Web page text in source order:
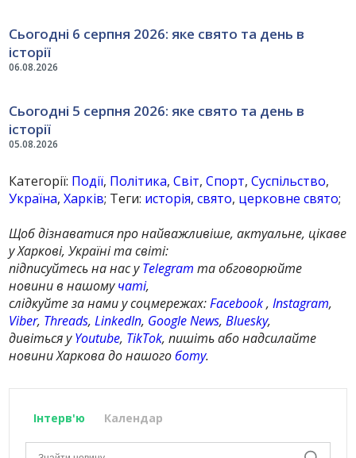
06.08.2026
Сьогодні 6 серпня 2026: яке свято та день в
історії
05.08.2026
Сьогодні 5 серпня 2026: яке свято та день в
історії
Категорії: Події, Політика,Світ,Спорт,Суспільство,
Україна,Харків; Теги: исторія,свято, церковне свято;
Щоб дізнаватися про найважливіше, актуальне, цікаве
у Харкові, Україні та світі:
підписуйтесь на нас уTelegram та обговорюйте
новини в нашомучаті,
слідкуйте за нами у соцмережах:Facebook,Instagram,
Viber, Threads,LinkedIn, Google News,Bluesky,
дивіться уYoutube, TikTok, пишіть або надсилайте
новини Харкова до нашогоботу.
Інтерв'ю Календар